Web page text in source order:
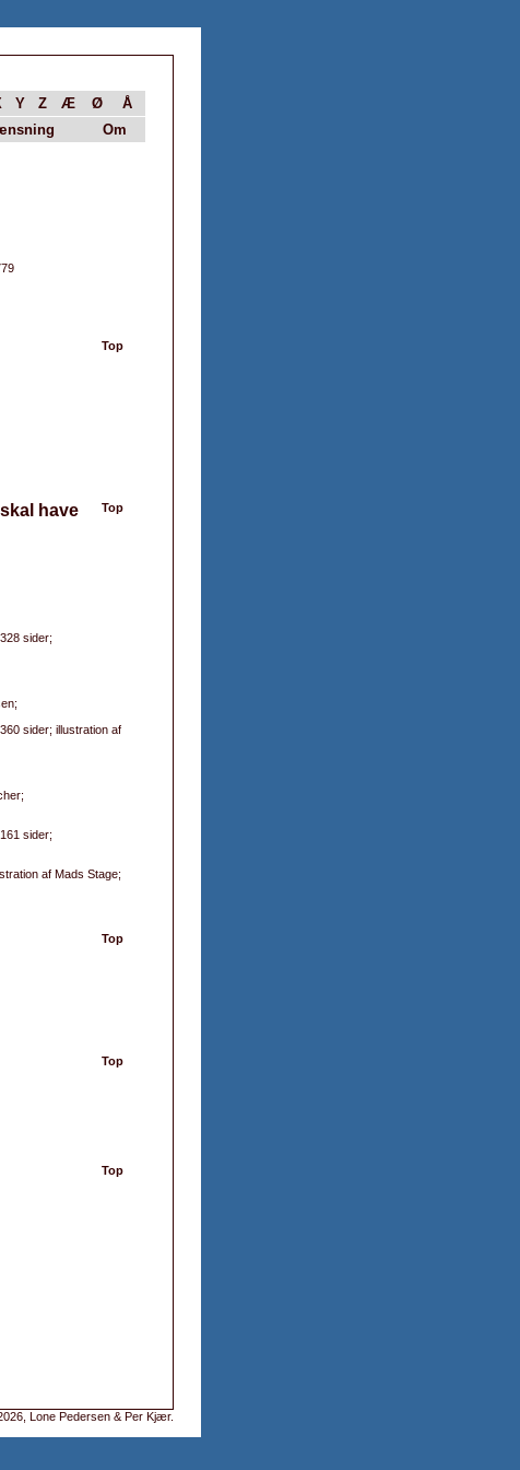
Y Z Æ Ø
Å
Om
Top
Top
have
sider;
sider; illustration af
sider;
af Mads Stage;
Top
Top
Top
Lone Pedersen & Per Kjær.